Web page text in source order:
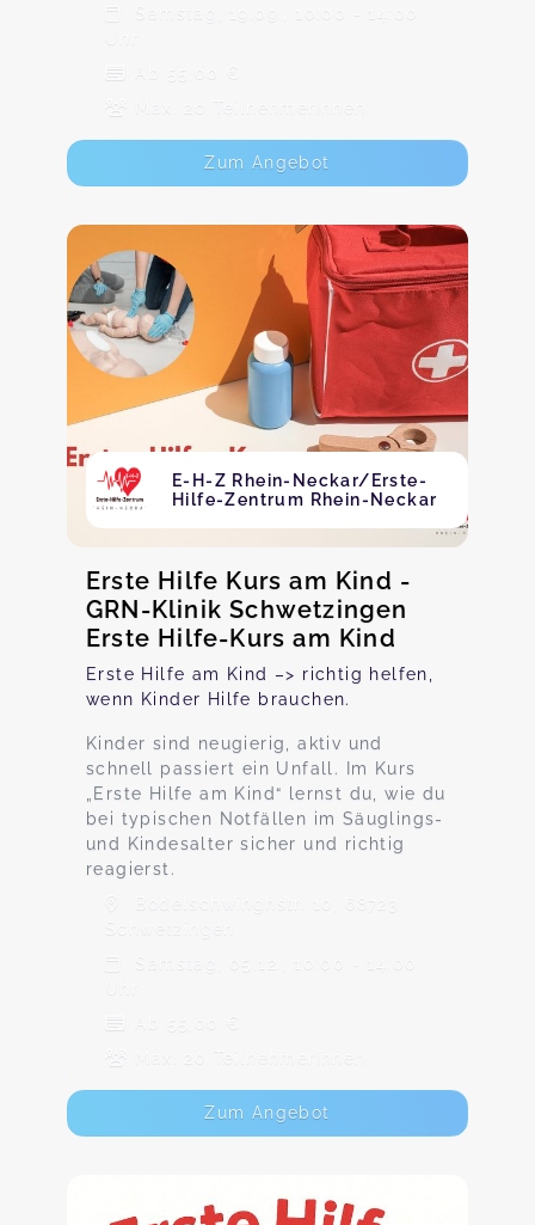
Samstag, 19.09., 10:00 - 14:00
Ab 55,00 €
Max. 20 TeilnehmerInnen
Zum Angebot
E-H-Z Rhein-Neckar/Erste-
Hilfe-Zentrum Rhein-Neckar
Erste Hilfe Kurs am Kind -
GRN-Klinik Schwetzingen
Erste Hilfe-Kurs am Kind
Erste Hilfe am Kind –> richtig helfen,
wenn Kinder Hilfe brauchen.
Kinder sind neugierig, aktiv und
schnell passiert ein Unfall. Im Kurs
„Erste Hilfe am Kind“ lernst du, wie du
bei typischen Notfällen im Säuglings-
und Kindesalter sicher und richtig
reagierst.
Bodelschwinghstr. 10, 68723
Schwetzingen
Samstag, 05.12., 10:00 - 14:00
Ab 55,00 €
Max. 20 TeilnehmerInnen
Zum Angebot